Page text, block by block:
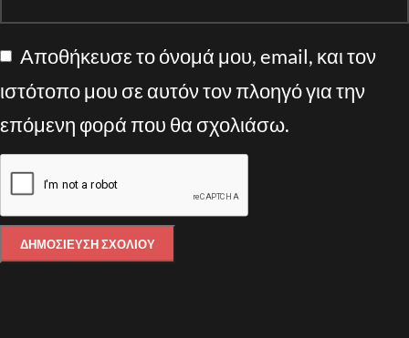
Αποθήκευσε το όνομά μου, email, και τον
ιστότοπο μου σε αυτόν τον πλοηγό για την
επόμενη φορά που θα σχολιάσω.